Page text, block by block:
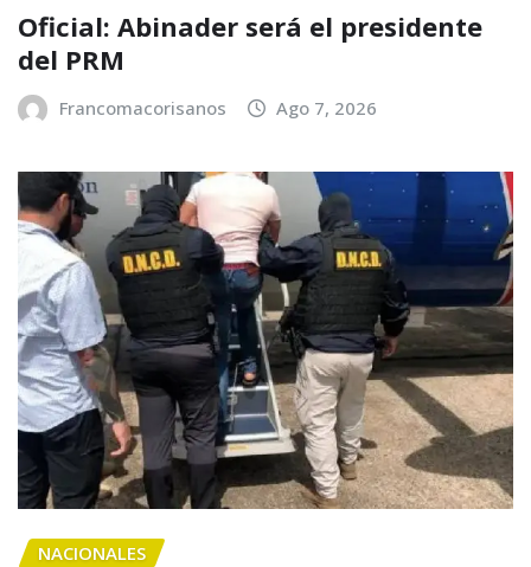
Oficial: Abinader será el presidente
del PRM
Francomacorisanos Ago 7, 2026
NACIONALES